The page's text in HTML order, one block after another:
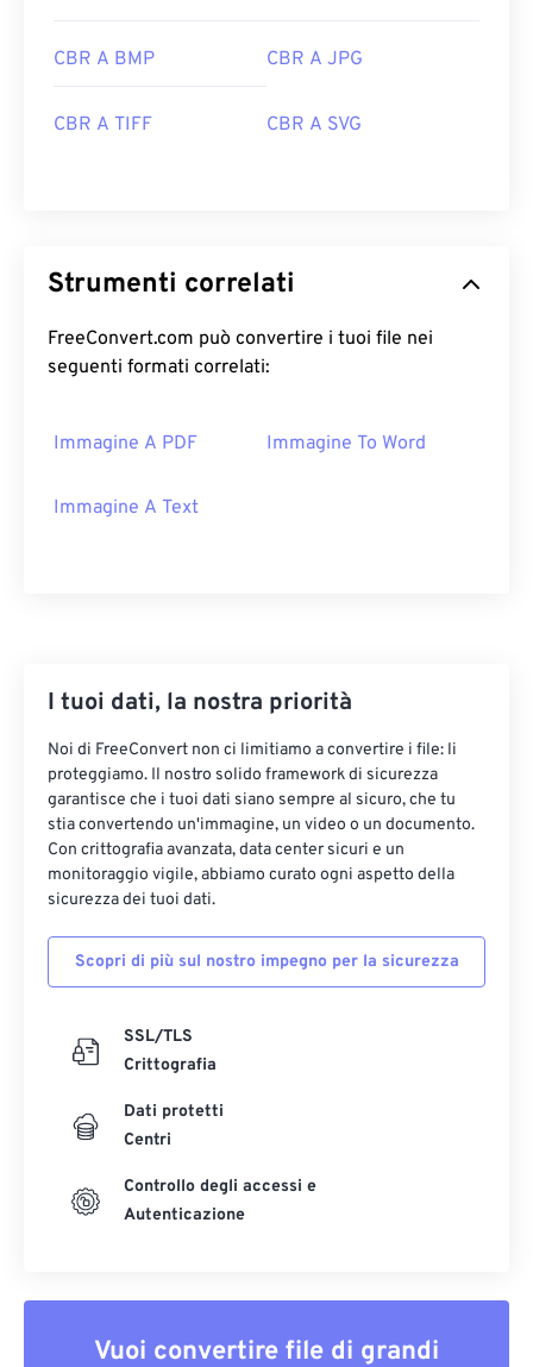
CBR A BMP CBR A JPG
CBR A TIFF CBR A SVG
Strumenti correlati
FreeConvert.com può convertire i tuoi file nei
seguenti formati correlati:
Immagine A PDF Immagine To Word
Immagine A Text
I tuoi dati, la nostra priorità
Noi di FreeConvert non ci limitiamo a convertire i file: li
proteggiamo. Il nostro solido framework di sicurezza
garantisce che i tuoi dati siano sempre al sicuro, che tu
stia convertendo un'immagine, un video o un documento.
Con crittografia avanzata, data center sicuri e un
monitoraggio vigile, abbiamo curato ogni aspetto della
sicurezza dei tuoi dati.
Scopri di più sul nostro impegno per la sicurezza
SSL/TLS
Crittografia
Dati protetti
Centri
Controllo degli accessi e
Autenticazione
Vuoi convertire file di grandi